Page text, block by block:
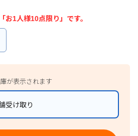
お1人様10点限り」です。
が表示されます
受け取り